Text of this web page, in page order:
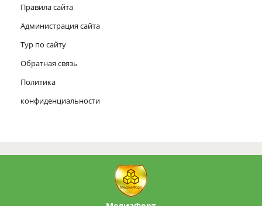
Правила сайта
Администрация сайта
Тур по сайту
Обратная связь
Политика
конфиденциальности